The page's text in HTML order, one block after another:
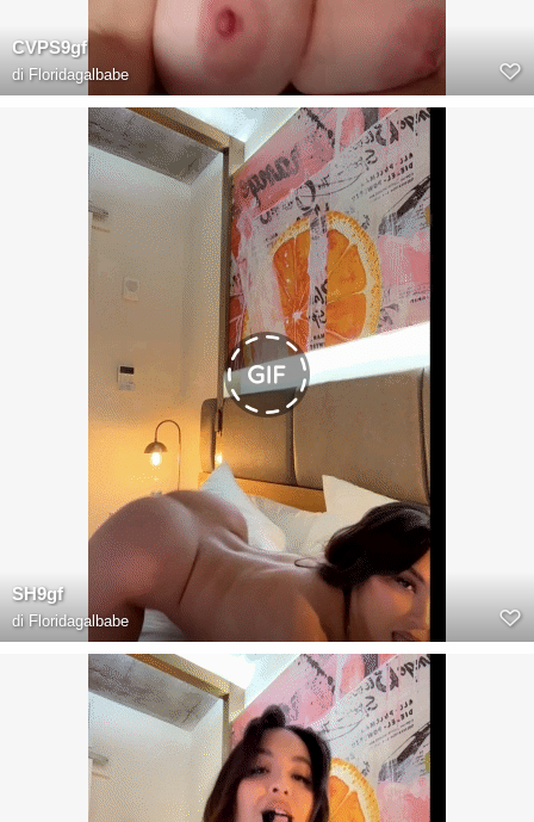
CVPS9gf
di Floridagalbabe
SH9gf
di Floridagalbabe